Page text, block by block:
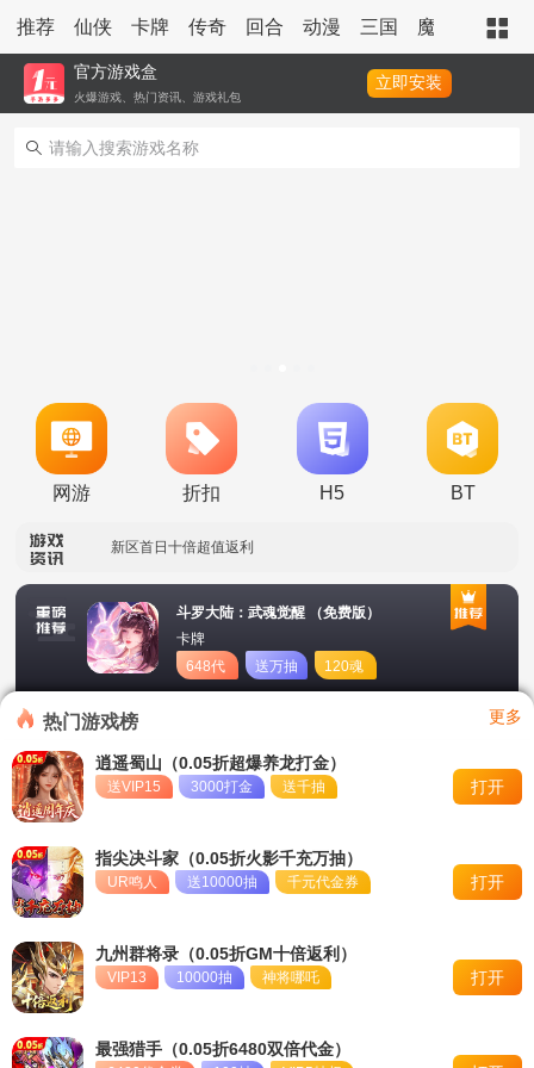
推荐 仙侠 卡牌 传奇 回合 动漫 三国 魔幻 策略
官方游戏盒
火爆游戏、热门资讯、游戏礼包
立即安装
网游 折扣 H5 BT
单日大额福利
新区首日十倍超值返利
单日大额福利
转游活动
永久单日累充活动
称号定制活动
斗罗大陆：武魂觉醒 （免费版）
卡牌
648代
币
送万抽
120魂
币
热门游戏榜 更多
逍遥蜀山（0.05折超爆养龙打金）
送VIP15 3000打金 送千抽 打开
指尖决斗家（0.05折火影千充万抽）
UR鸣人 送10000抽 千元代金券 打开
九州群将录（0.05折GM十倍返利）
VIP13 10000抽 神将哪吒 打开
最强猎手（0.05折6480双倍代金）